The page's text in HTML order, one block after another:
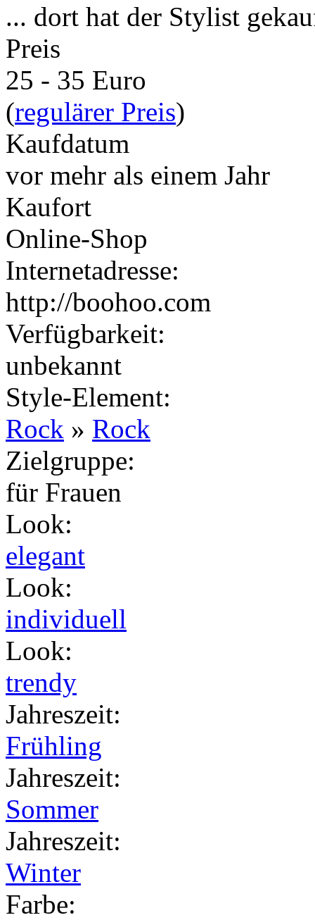
... dort hat der Stylist
Preis
25 - 35 Euro
(regulärer Preis)
Kaufdatum
vor mehr als einem Jahr
Kaufort
Online-Shop
Internetadresse:
http://boohoo.com
Verfügbarkeit:
unbekannt
Style-Element:
Rock » Rock
Zielgruppe:
für Frauen
Look:
elegant
Look:
individuell
Look:
trendy
Jahreszeit:
Frühling
Jahreszeit:
Sommer
Jahreszeit:
Winter
Farbe: